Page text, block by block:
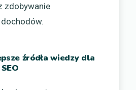
zdobywanie
źródła wiedzy dla